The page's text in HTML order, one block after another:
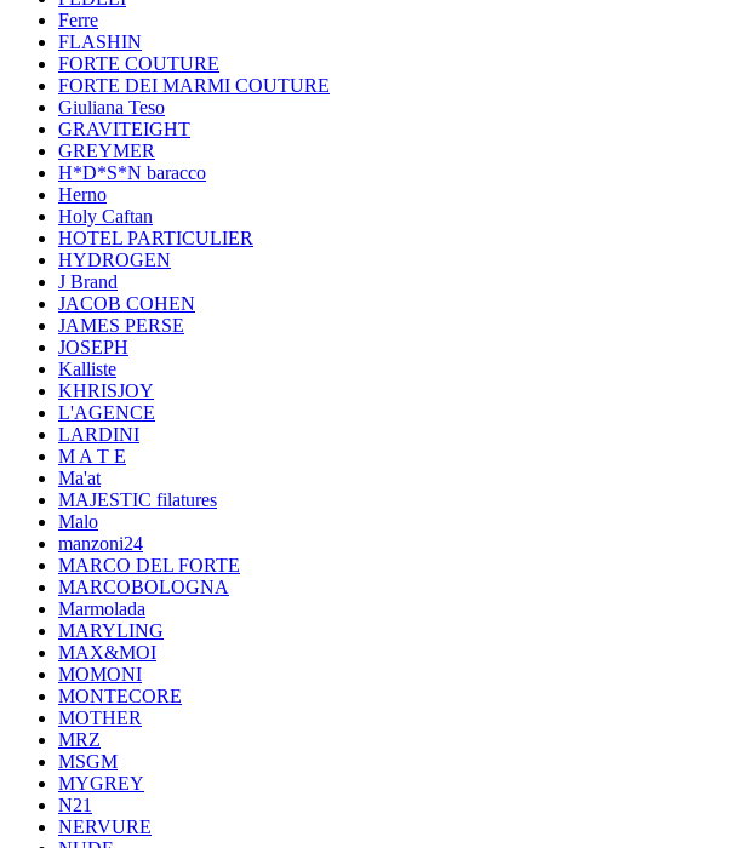
Ferre
FLASHIN
FORTE COUTURE
FORTE DEI MARMI COUTURE
Giuliana Teso
GRAVITEIGHT
GREYMER
H*D*S*N baracco
Herno
Holy Caftan
HOTEL PARTICULIER
HYDROGEN
J Brand
JACOB COHEN
JAMES PERSE
JOSEPH
Kalliste
KHRISJOY
L'AGENCE
LARDINI
M A T E
Ma'at
MAJESTIC filatures
Malo
manzoni24
MARCO DEL FORTE
MARCOBOLOGNA
Marmolada
MARYLING
MAX&MOI
MOMONI
MONTECORE
MOTHER
MRZ
MSGM
MYGREY
N21
NERVURE